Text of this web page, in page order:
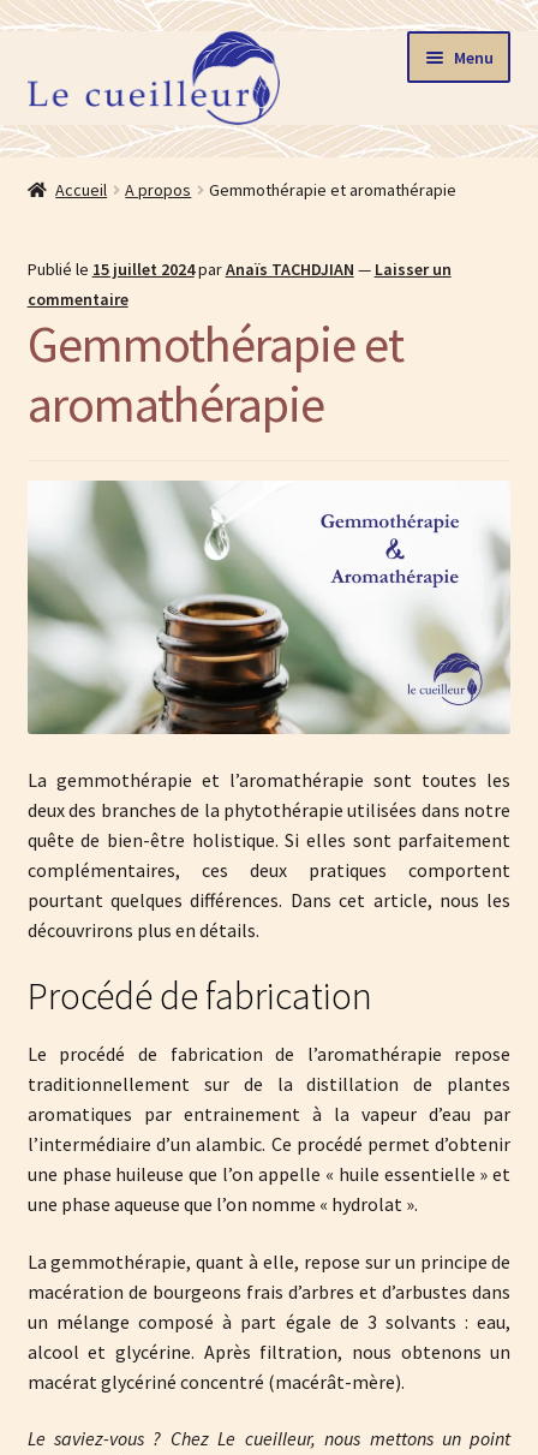
la
navigation
contenu
Menu
Accueil
La gemmothérapie
Blog
Le cueilleur
menu
Contact
Espace revendeur
Stages de gemmothérapie
Accueil A propos Gemmothérapie et aromathérapie
Publié le 15 juillet 2024parAnaïs TACHDJIAN — Laisser un
commentaire
Gemmothérapie et
aromathérapie
La gemmothérapie et l’aromathérapie sont toutes les
deux des branches de la phytothérapie utilisées dans notre
quête de bien-être holistique. Si elles sont parfaitement
complémentaires, ces deux pratiques comportent
pourtant quelques différences. Dans cet article, nous les
découvrirons plus en détails.
Procédé de fabrication
Le procédé de fabrication de l’aromathérapie repose
traditionnellement sur de la distillation de plantes
aromatiques par entrainement à la vapeur d’eau par
l’intermédiaire d’un alambic. Ce procédé permet d’obtenir
une phase huileuse que l’on appelle « huile essentielle » et
une phase aqueuse que l’on nomme « hydrolat ».
La gemmothérapie, quant à elle, repose sur un principe de
macération de bourgeons frais d’arbres et d’arbustes dans
un mélange composé à part égale de 3 solvants : eau,
alcool et glycérine. Après filtration, nous obtenons un
macérat glycériné concentré (macérât-mère).
Le saviez-vous ? Chez Le cueilleur, nous mettons un point